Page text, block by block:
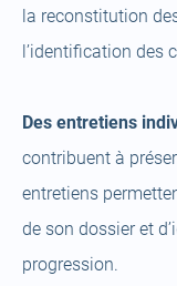
la reconstitution
l’identification des
Des entretiens
contribuent à
entretiens
de son dossier et
progression.